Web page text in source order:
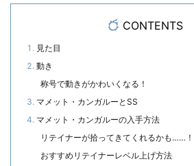
CONTENTS
見た目
動き
称号で動きがかわいくなる！
マメット・カンガルーとSS
マメット・カンガルーの入手方法
リテイナーが拾ってきてくれるかも……！
おすすめリテイナーレベル上げ方法